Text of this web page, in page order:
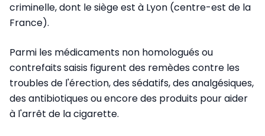
criminelle, dont le siège est à Lyon (centre-est de la
France).
Parmi les médicaments non homologués ou
contrefaits saisis figurent des remèdes contre les
troubles de l'érection, des sédatifs, des analgésiques,
des antibiotiques ou encore des produits pour aider
à l'arrêt de la cigarette.